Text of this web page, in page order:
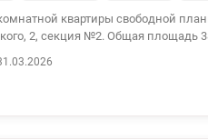
квартиры свободной
38,1 кв. м, жилая – 23,9 кв.м, кухня – 4,5 кв.м, этаж